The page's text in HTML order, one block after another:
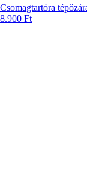
Csomagtartóra
8.900 Ft